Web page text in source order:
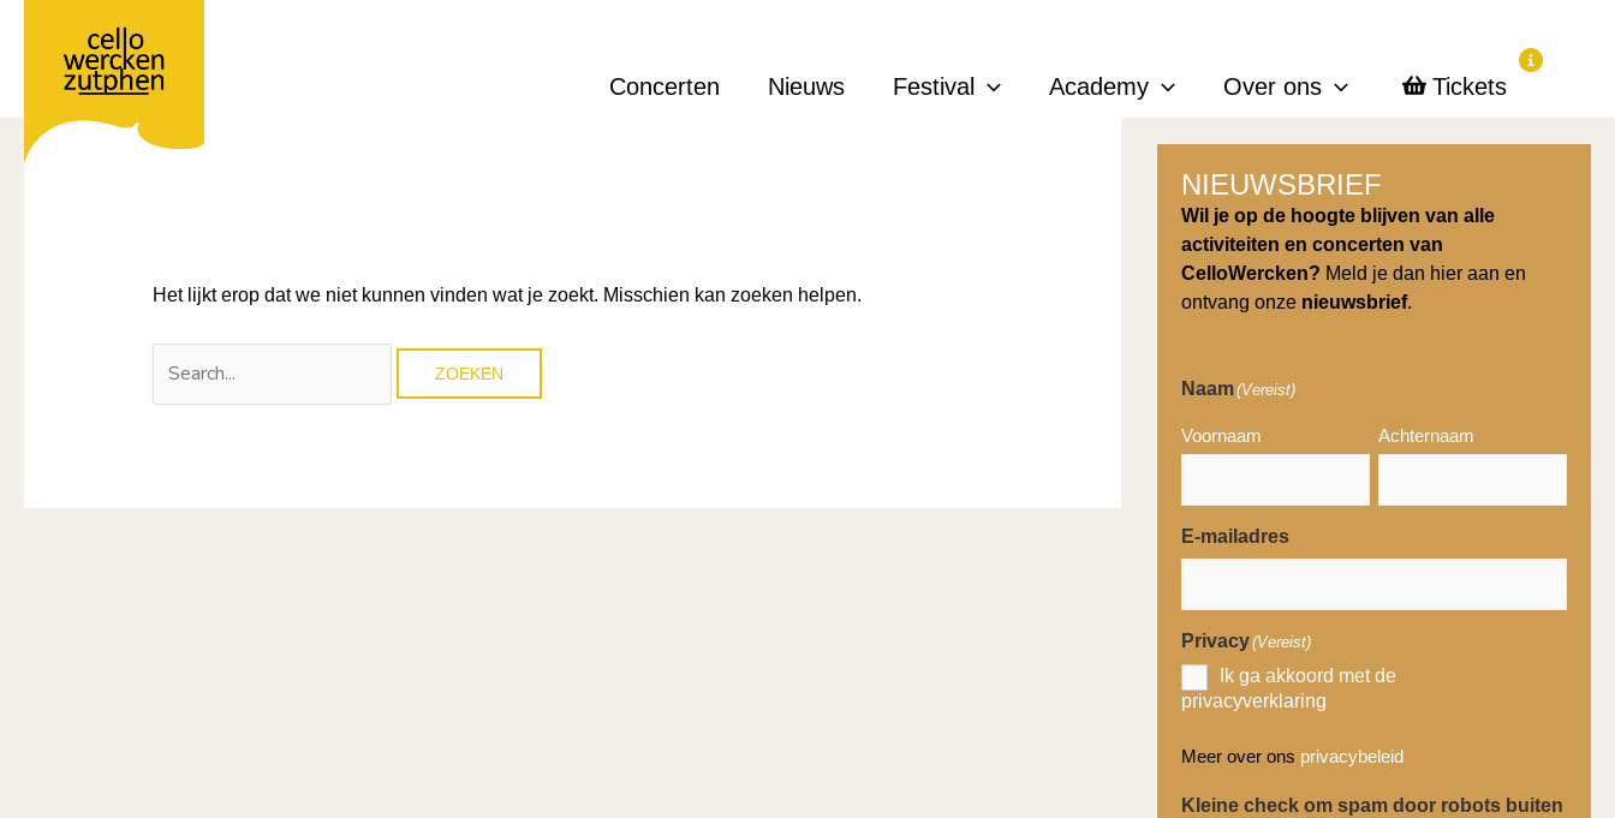
Concerten Nieuws Festival Academy Over ons Tickets
Jacobus den Herder | Jeroen den Herder
Het lijkt erop dat we niet kunnen vinden wat je zoekt. Misschien kan zoeken helpen.
NIEUWSBRIEF
Wil je op de hoogte blijven van alle
activiteiten en concerten van
CelloWercken? Meld je dan hier aan en
ontvang onze nieuwsbrief.
Naam(Vereist)
Voornaam Achternaam
E-mailadres
Privacy(Vereist)
Ik ga akkoord met de
privacyverklaring
Meer over ons privacybeleid
Kleine check om spam door robots buiten